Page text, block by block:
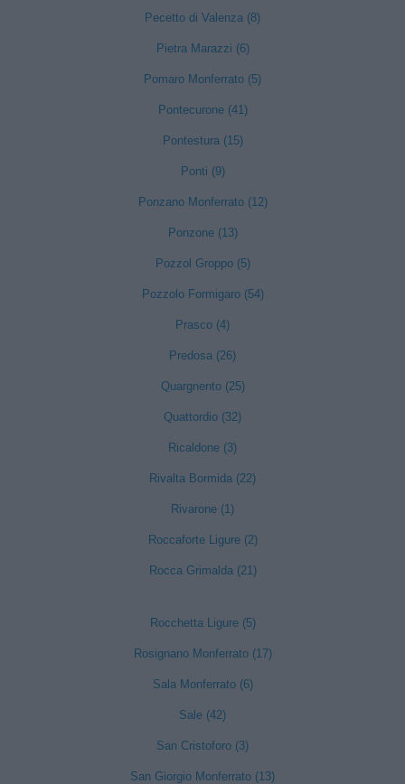
Pecetto di Valenza (8)
Pietra Marazzi (6)
Pomaro Monferrato (5)
Pontecurone (41)
Pontestura (15)
Ponti (9)
Ponzano Monferrato (12)
Ponzone (13)
Pozzol Groppo (5)
Pozzolo Formigaro (54)
Prasco (4)
Predosa (26)
Quargnento (25)
Quattordio (32)
Ricaldone (3)
Rivalta Bormida (22)
Rivarone (1)
Roccaforte Ligure (2)
Rocca Grimalda (21)
Rocchetta Ligure (5)
Rosignano Monferrato (17)
Sala Monferrato (6)
Sale (42)
San Cristoforo (3)
San Giorgio Monferrato (13)